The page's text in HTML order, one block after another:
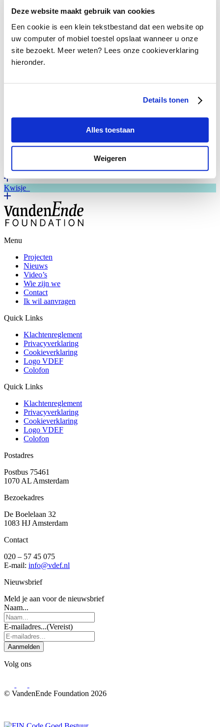
Deze website maakt gebruik van cookies
Een cookie is een klein tekstbestand dat een website op
uw computer of mobiel toestel opslaat wanneer u onze
site bezoekt. Meer weten? Lees onze cookieverklaring
hieronder.
Details tonen
Alles toestaan
Weigeren
Foto: Set Vexy.
Theater
What’s next?
Kwisje
Menu
Projecten
Nieuws
Video’s
Wie zijn we
Contact
Ik wil aanvragen
Quick Links
Klachtenreglement
Privacyverklaring
Cookieverklaring
Logo VDEF
Colofon
Quick Links
Klachtenreglement
Privacyverklaring
Cookieverklaring
Logo VDEF
Colofon
Postadres
Postbus 75461
1070 AL Amsterdam
Bezoekadres
De Boelelaan 32
1083 HJ Amsterdam
Contact
020 – 57 45 075
E-mail: info@vdef.nl
Nieuwsbrief
Meld je aan voor de nieuwsbrief
Naam...
E-mailadres...(Vereist)
Aanmelden
Volg ons
© VandenEnde Foundation 2026